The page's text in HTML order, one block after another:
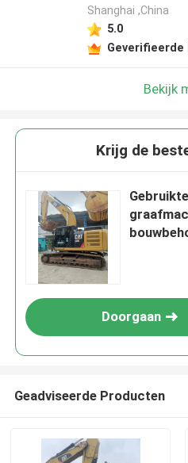
Shanghai ,China
5.0
Geverifieerde
Bekijk
Krijg de
Doorgaan
Geadviseerde Producten